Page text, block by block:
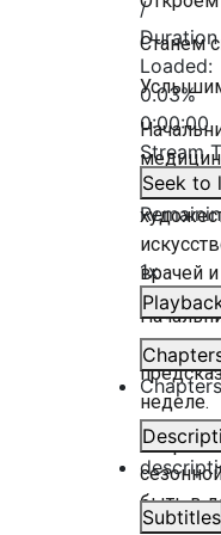
/
Loaded:
0.03%
0:00:00
Stream
Seek to
1x
Chapters
Subtitles
Станем
Линник
врачей
и
неделе.
С
быть в